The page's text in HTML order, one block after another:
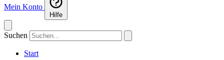
Mein Konto
Hilfe
Suchen
Start